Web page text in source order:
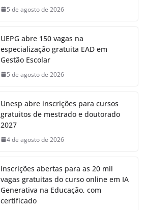
5 de agosto de 2026
UEPG abre 150 vagas na
especialização gratuita EAD em
Gestão Escolar
5 de agosto de 2026
Unesp abre inscrições para cursos
gratuitos de mestrado e doutorado
2027
4 de agosto de 2026
Inscrições abertas para as 20 mil
vagas gratuitas do curso online em IA
Generativa na Educação, com
certificado